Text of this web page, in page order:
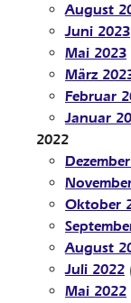
August
Juni 2023
Mai 2023
März
Februar
Januar
2022
Oktober
August
Juli 2022
Mai 2022